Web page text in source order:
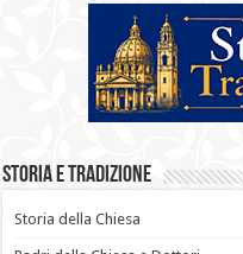
Storia e Tradizione
Storia della Chiesa